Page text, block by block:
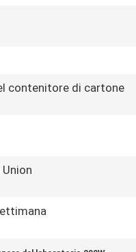
contenitore di cartone